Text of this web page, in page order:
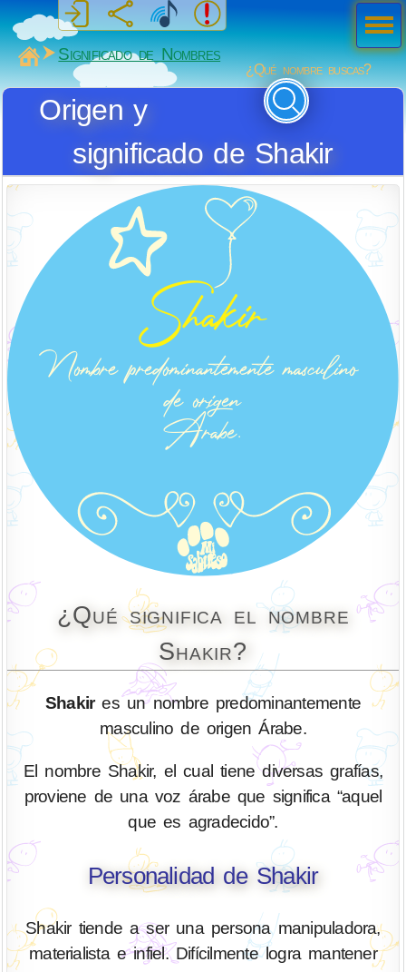
MiSabueso
Significado de Nombres
¿Qué nombre buscas?
Origen y
significado de Shakir
¿Qué significa el nombre
Shakir?
Shakires un nombre predominantemente
masculino de origen Árabe.
El nombre Shakir, el cual tiene diversas grafías,
proviene de una voz árabe que significa “aquel
que es agradecido”.
Personalidad de Shakir
Shakir tiende a ser una persona manipuladora,
materialista e infiel. Difícilmente logra mantener
Men
ú